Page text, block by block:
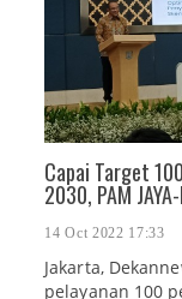
Capai Target
2030, PAM
14 Oct 2022 17:33
Jakarta,
pelayanan 100